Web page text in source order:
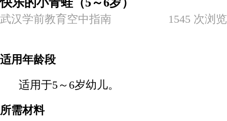
快乐的小青蛙（5～6岁）
武汉学前教育空中指南 次浏览
1545
适用年龄段
适用于5～6岁幼儿。
所需材料